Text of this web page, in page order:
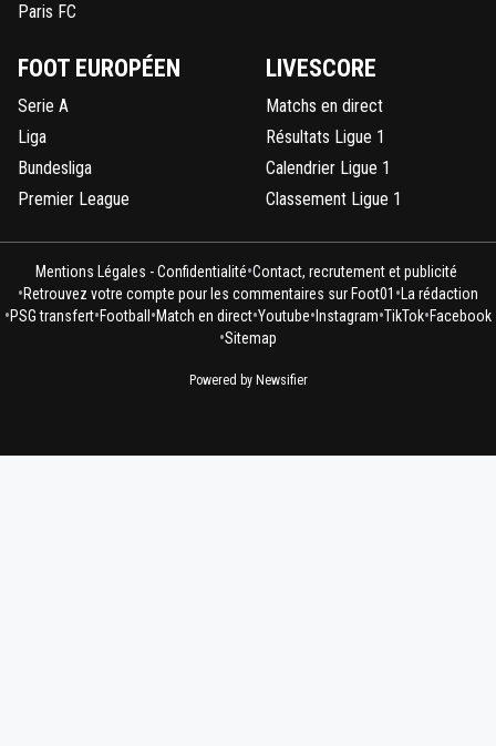
Paris FC
FOOT EUROPÉEN
Serie A
Liga
Bundesliga
Premier League
LIVESCORE
Matchs en direct
Résultats Ligue 1
Calendrier Ligue 1
Classement Ligue 1
Mentions Légales - Confidentialité•Contact, recrutement et publicité
•Retrouvez votre compte pour les commentaires sur Foot01 •La rédaction
•PSG transfert•Football •Match en direct•Youtube• Instagram•TikTok•Facebook
•Sitemap
Powered by Newsifier